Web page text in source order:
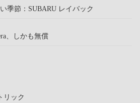
季節：SUBARU レイバック
、しかも無償
リック